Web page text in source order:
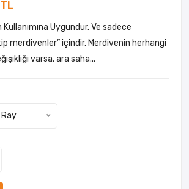
Uygundur. Ve sadece
merdivenler” içindir. Merdivenin herhangi
varsa, ara saha...